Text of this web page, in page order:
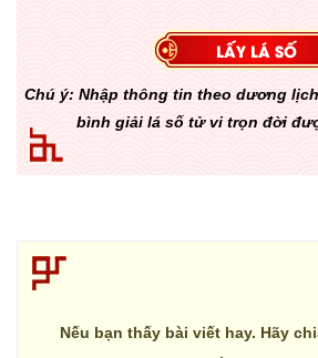
Chú ý: Nhập thông tin theo dương
bình giải lá số tử vi trọn đời
Nếu bạn thấy bài viết hay. Hãy